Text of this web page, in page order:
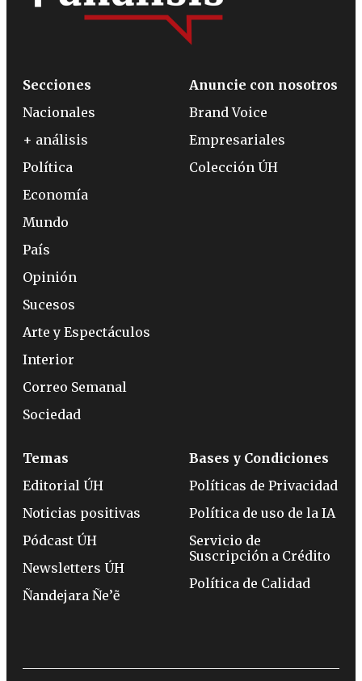
Secciones
Nacionales
+ análisis
Política
Economía
Mundo
País
Opinión
Sucesos
Arte y Espectáculos
Interior
Correo Semanal
Sociedad
Anuncie con nosotros
Brand Voice
Empresariales
Colección ÚH
Temas
Editorial ÚH
Noticias positivas
Pódcast ÚH
Newsletters ÚH
Ñandejara Ñe’ẽ
Bases y Condiciones
Políticas de Privacidad
Política de uso de la IA
Servicio de
Suscripción a Crédito
Política de Calidad